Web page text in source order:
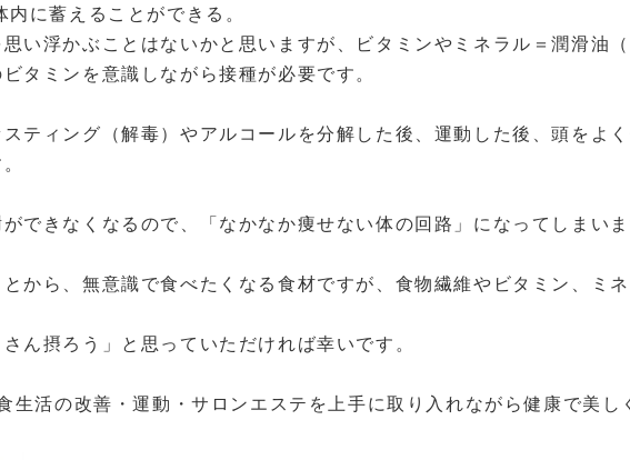
に蓄えることができる。
い浮かぶことはないかと思いますが、ビタミンやミネラル＝潤滑油
タミンを意識しながら接種が必要です。
ティング（解毒）やアルコールを分解した後、運動した後、頭をよ
できなくなるので、「なかなか痩せない体の回路」になってしまいま
から、無意識で食べたくなる食材ですが、食物繊維やビタミン、ミ
ん摂ろう」と思っていただければ幸いです。
活の改善・運動・サロンエステを上手に取り入れながら健康で美